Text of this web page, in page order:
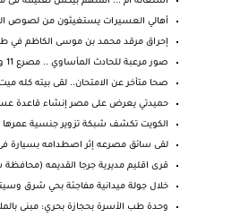
أهالي العسيرات يستغيثون من لصوص
إحراق مرقد محمد بن موسى الكاظم في
صور مرعبة للحادث المأساوي .. مصرع 11 وإصابة 9 في ت...
صحا متأخر عن الامتحان.. لقى بيته كله
حميدتي يعرض على مصر إنشاء قاعدة
الكويت تكشف شبكة تزوير جنسية عمرها 50 عاماً تورط ف...
لقى سائق مصرعه إثر اصطدامه بسيارة
قرى اقليم مديرية جرجا القديمه (محافظة
خلال جولة ميدانية مفاجئة بحي شرق
وحدة طب الأسرة بحجازة بحري: مبنى